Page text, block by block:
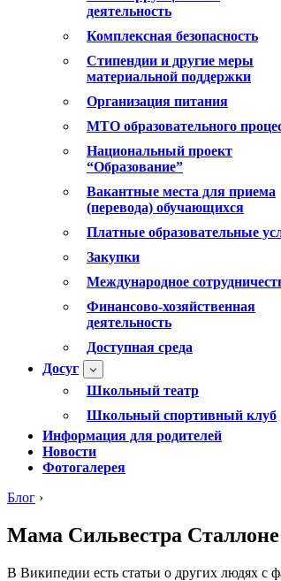
деятельность
Комплексная безопасность
Стипендии и другие меры
материальной поддержки
Организация питания
МТО образовательного
Национальный проект
“Образование”
Вакантные места для приема
(перевода) обучающихся
Платные образовательные
Закупки
Международное
Финансово-хозяйственная
деятельность
Доступная среда
Досуг
Школьный театр
Школьный спортивный клуб
Информация для родителей
Новости
Фотогалерея
Блог ›
Мама Сильвестра Сталлоне
В Википедии есть статьи о других людях с